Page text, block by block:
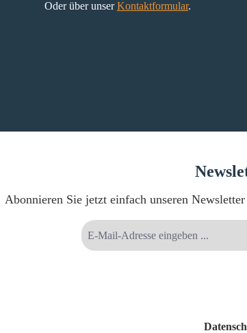
Oder über unserKontaktformular.
Abonnieren Sie jetzt einfach unseren
E-
Mail-